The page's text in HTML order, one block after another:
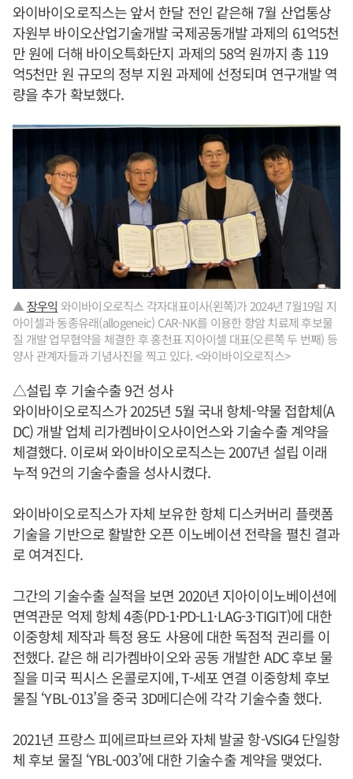
와이바이오로직스는 앞서 한달 전인 같은해 7월 산업통상
자원부 바이오산업기술개발 국제공동개발 과제의 61억5천
만 원에 더해 바이오특화단지 과제의 58억 원까지 총 119
억5천만 원 규모의 정부 지원 과제에 선정되며 연구개발 역
량을 추가 확보했다.
▲ 장우익 와이바이오로직스 각자대표이사(왼쪽)가 2024년 7월19일 지
아이셀과 동종유래(allogeneic) CAR-NK를 이용한 항암 치료제 후보물
질 개발 업무협약을 체결한 후 홍천표 지아이셀 대표(오른쪽 두 번째) 등
양사 관계자들과 기념사진을 찍고 있다. <와이바이오로직스>
△설립 후 기술수출 9건 성사
와이바이오로직스가 2025년 5월 국내 항체-약물 접합체(A
DC) 개발 업체 리가켐바이오사이언스와 기술수출 계약을
체결했다. 이로써 와이바이오로직스는 2007년 설립 이래
누적 9건의 기술수출을 성사시켰다.
와이바이오로직스가 자체 보유한 항체 디스커버리 플랫폼
기술을 기반으로 활발한 오픈 이노베이션 전략을 펼친 결과
로 여겨진다.
그간의 기술수출 실적을 보면 2020년 지아이이노베이션에
면역관문 억제 항체 4종(PD-1·PD-L1·LAG-3·TIGIT)에 대한
이중항체 제작과 특정 용도 사용에 대한 독점적 권리를 이
전했다. 같은 해 리가켐바이오와 공동 개발한 ADC 후보 물
질을 미국 픽시스 온콜로지에, T-세포 연결 이중항체 후보
물질 ‘YBL-013’을 중국 3D메디슨에 각각 기술수출 했다.
2021년 프랑스 피에르파브르와 자체 발굴 항-VSIG4 단일항
체 후보 물질 ‘YBL-003’에 대한 기술수출 계약을 맺었다.